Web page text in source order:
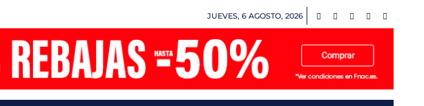
JUEVES, 6 AGOSTO, 2026